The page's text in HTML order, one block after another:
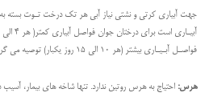
فواصـل آبـیـاری بیشتر (هر 10 الی 15 روز یکبار) توصیه می گردد.
هرس: احتیاج به هرس روتین ندارد. تنها شاخه های بیمار،